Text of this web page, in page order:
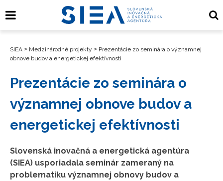
SIEA > Medzinárodné projekty > Prezentácie zo seminára o významnej
obnove budov a energetickej efektívnosti
Prezentácie zo seminára o
významnej obnove budov a
energetickej efektívnosti
Slovenská inovačná a energetická agentúra
(SIEA) usporiadala seminár zameraný na
problematiku významnej obnovy budov a